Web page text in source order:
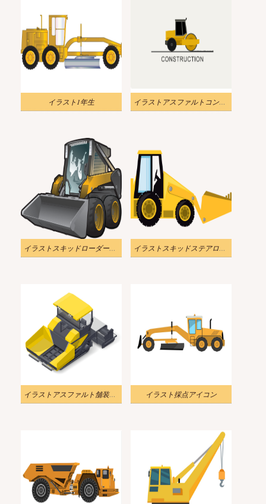
イラスト1年生 イラストアスファルトコンパクターのロゴpng
イラストスキッドローダーPNG透明 イラストスキッドステアローダーPNG透明
イラストアスファルト舗装詳細アイコンpng イラスト採点アイコン